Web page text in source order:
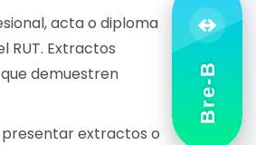
Bre-B
acta o diploma
RUT. Extractos
demuestren
extractos o